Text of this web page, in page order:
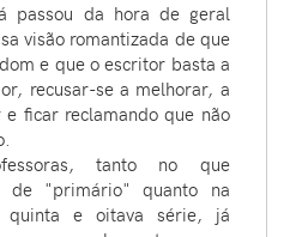
passou da hora de geral
visão romantizada de que
e que o escritor basta a
recusar-se a melhorar, a
e ficar reclamando que não
tanto no que
de "primário" quanto na
quinta e oitava série, já